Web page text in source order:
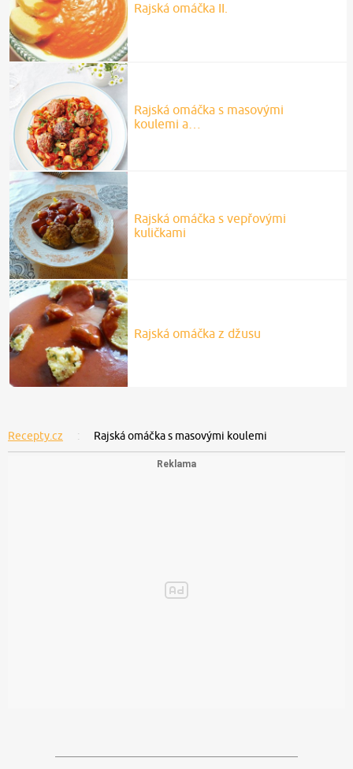
Rajská omáčka II.
Rajská omáčka s masovými
koulemi a…
Rajská omáčka s vepřovými
kuličkami
Rajská omáčka z džusu
Recepty.cz Rajská omáčka s masovými koulemi